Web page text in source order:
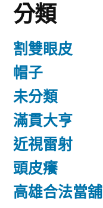
分類
割雙眼皮
帽子
未分類
滿貫大亨
近視雷射
頭皮癢
高雄合法當舖